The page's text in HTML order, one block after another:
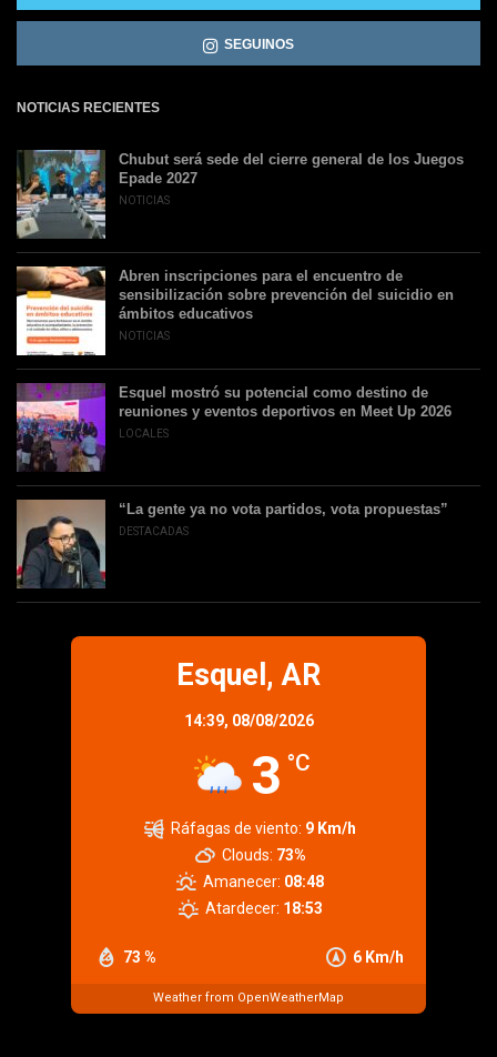
SEGUINOS
NOTICIAS RECIENTES
Chubut será sede del cierre general de los Juegos
Epade 2027
NOTICIAS
Abren inscripciones para el encuentro de
sensibilización sobre prevención del suicidio en
ámbitos educativos
NOTICIAS
Esquel mostró su potencial como destino de
reuniones y eventos deportivos en Meet Up 2026
LOCALES
“La gente ya no vota partidos, vota propuestas”
DESTACADAS
Esquel, AR
14:39, 08/08/2026
3 °C
73 % 6 Km/h
Ráfagas de viento: 9 Km/h
Clouds: 73%
Amanecer: 08:48
Atardecer: 18:53
Weather from OpenWeatherMap